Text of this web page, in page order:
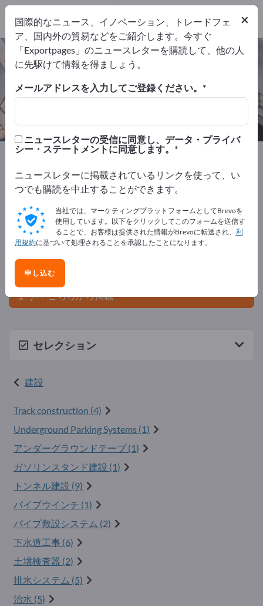
土木工学 – メーカーとサプライヤー
を検索
輸出業者41
メーカー
Exportpages 建設 土木工学
Exportpagesで無料で広告を掲載！
ニーズ – オファー – 中古品 – ビジネスコンタクト >> こ
こから始める
Exportpagesで貴社と製品を掲載し
ましょう。
今すぐサプライヤーとして登録し、認知度を高めまし
ょう>> こちらから掲載
セレクション
建設
Track construction (4)
Underground Parking Systems (1)
アンダーグラウンドテープ (1)
ガソリンスタンド建設 (1)
トンネル建設 (9)
パイプウインチ (1)
パイプ敷設システム (2)
下水道工事 (6)
土壌検査器 (2)
排水システム (5)
治水 (5)
×
国際的なニュース、イノベーション、トレードフェ
ア、国内外の貿易などをご紹介します。今すぐ
「Exportpages」のニュースレターを購読して、他の人
に先駆けて情報を得ましょう。
メールアドレスを入力してご登録ください。
ニュースレターの受信に同意し、データ・プライバ
シー・ステートメントに同意します。
ニュースレターに掲載されているリンクを使って、い
つでも購読を中止することができます。
当社では、マーケティングプラットフォームとしてBrevoを
使用しています。以下をクリックしてこのフォームを送信す
ることで、お客様は提供された情報がBrevoに転送され、 利
用規約に基づいて処理されることを承認したことになります。
申し込む